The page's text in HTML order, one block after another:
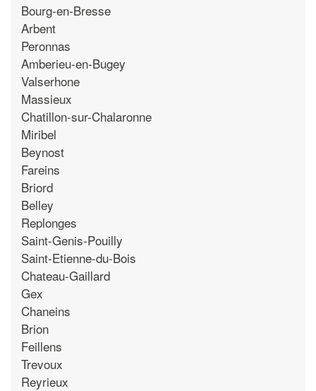
Bourg-en-Bresse
Arbent
Peronnas
Amberieu-en-Bugey
Valserhone
Massieux
Chatillon-sur-Chalaronne
Miribel
Beynost
Fareins
Briord
Belley
Replonges
Saint-Genis-Pouilly
Saint-Etienne-du-Bois
Chateau-Gaillard
Gex
Chaneins
Brion
Feillens
Trevoux
Reyrieux